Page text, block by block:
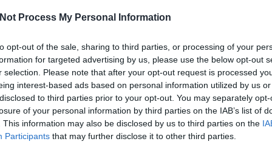
Process My Personal Information
opt-out of the sale, sharing to third parties, or processing of your
for targeted advertising by us, please use the below opt-out
selection. Please note that after your opt-out request is processed
interest-based ads based on personal information utilized by us
to third parties prior to your opt-out. You may separately
of your personal information by third parties on the IAB’s list of
This information may also be disclosed by us to third parties on the
Participants that may further disclose it to other third parties.
ég alatt birkóznak az utcával, míg illedelmesen
növények levelein keresztül. Előttünk a töltés
várakozik, talpunk játékos formájú hideg
asztalokon nyugszik. Körülöttünk a Budára
panorámája kanyarog. Minden együtt van, amit
A tállyaiSzóló Pincészetborkóstolóján jártam.